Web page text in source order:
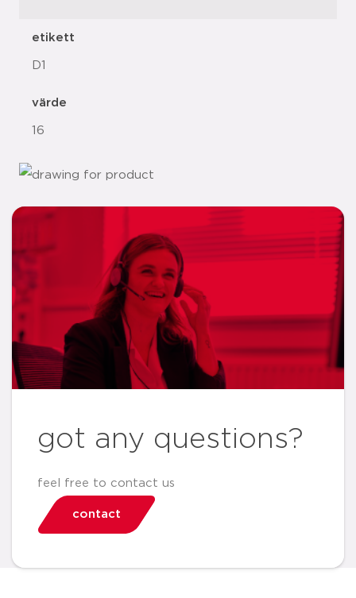
etikett
D1
värde
16
got any questions?
feel free to contact us
contact